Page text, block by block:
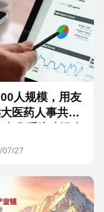
人规模，用友
医药人事共享
07/27